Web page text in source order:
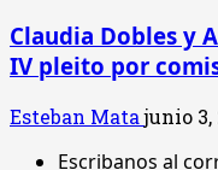
Claudia Dobles y
IV pleito por
Esteban Matajunio 3,
Escribanos al